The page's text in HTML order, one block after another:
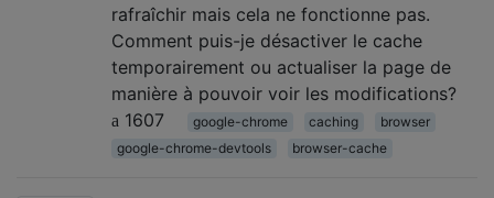
rafraîchir mais cela ne fonctionne pas.
Comment puis-je désactiver le cache
temporairement ou actualiser la page de
manière à pouvoir voir les modifications?
1607
google-chrome caching
browser
google-chrome-devtools
browser-cache